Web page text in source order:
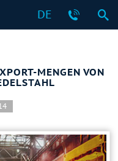
DE
MENGEN VON